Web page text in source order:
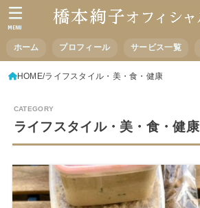
ホーム プロフィール サービス一覧
MENU
HOME ライフスタイル・美・食・健康
ライフスタイル・美・食・健康